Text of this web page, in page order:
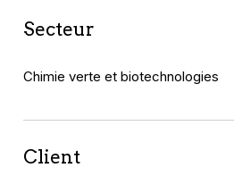
Secteur
Chimie verte et biotechnologies
Client